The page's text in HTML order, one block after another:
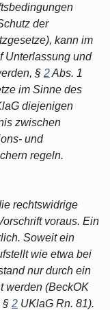
der
kann im
Unterlassung und
§ 2Abs. 1
im Sinne des
diejenigen
zwischen
und
regeln.
rechtswidrige
voraus. Ein
Soweit ein
wie etwa bei
nur durch ein
werden (BeckOK
§ 2 UKlaG Rn. 81).